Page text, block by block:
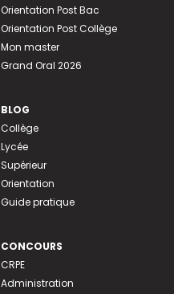
Orientation Post Bac
Orientation Post Collège
Mon master
Grand Oral 2026
BLOG
Collège
Lycée
Supérieur
Orientation
Guide pratique
CONCOURS
CRPE
Administration